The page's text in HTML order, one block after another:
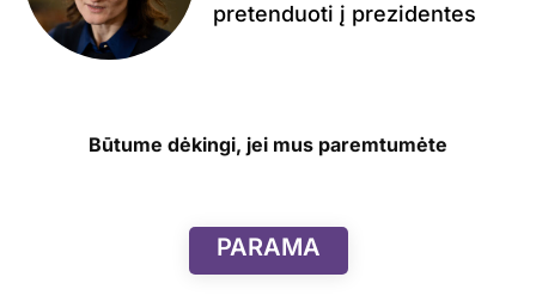
pretenduoti į prezidentes
Būtume dėkingi, jei mus paremtumėte
PARAMA